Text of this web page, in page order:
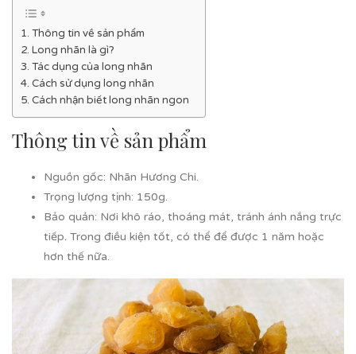
Thông tin về sản phẩm
Long nhãn là gì?
Tác dụng của long nhãn
Cách sử dụng long nhãn
Cách nhận biết long nhãn ngon
Thông tin về sản phẩm
Nguồn gốc: Nhãn Hương Chi.
Trọng lượng tịnh: 150g.
Bảo quản: Nơi khô ráo, thoáng mát, tránh ánh nắng trực
tiếp. Trong điều kiện tốt, có thể để được 1 năm hoặc
hơn thế nữa.